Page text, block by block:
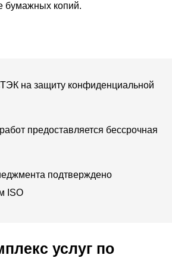
бумажных копий.
на защиту конфиденциальной
предоставляется бессрочная
подтверждено
ISO
услуг по